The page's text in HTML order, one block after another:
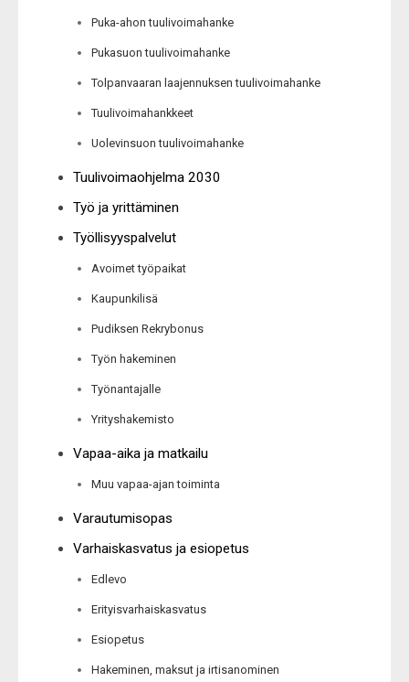
Puka-ahon tuulivoimahanke
Pukasuon tuulivoimahanke
Tolpanvaaran laajennuksen tuulivoimahanke
Tuulivoimahankkeet
Uolevinsuon tuulivoimahanke
Tuulivoimaohjelma 2030
Työ ja yrittäminen
Työllisyyspalvelut
Avoimet työpaikat
Kaupunkilisä
Pudiksen Rekrybonus
Työn hakeminen
Työnantajalle
Yrityshakemisto
Vapaa-aika ja matkailu
Muu vapaa-ajan toiminta
Varautumisopas
Varhaiskasvatus ja esiopetus
Edlevo
Erityisvarhaiskasvatus
Esiopetus
Hakeminen, maksut ja irtisanominen